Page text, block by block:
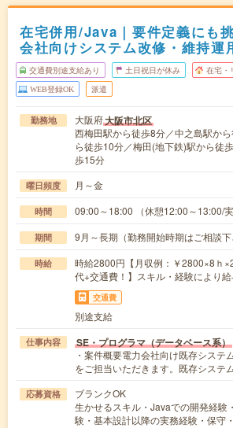
在宅併用/Java｜要件定義にも
会社向けシステム改修・維持運
交通費別途支給あり 土日祝日が休み 在宅・
WEB登録OK 派遣
勤務地 大阪府大阪市北区
西梅田駅から徒歩8分／中之島駅か
ら徒歩10分／梅田(地下鉄)駅から徒
歩15分
曜日頻度 月～金
時間 09:00～18:00 （休憩12:00～13:00/実
期間 9月～長期（勤務開始時期はご相談下
時給
時給2800円【月収例：￥2800×8ｈ
代+交通費！】スキル・経験により給
交通費
別途支給
仕事内容 SE・プログラマ（データベース系）
・案件概要電力会社向け既存システ
をご担当いただきます。既存システ
応募資格
ブランクOK
生かせるスキル・Javaでの開発経験
験・基本設計以降の実務経験・保守